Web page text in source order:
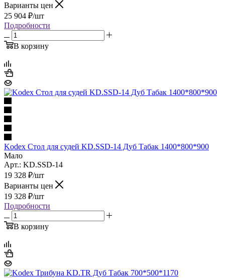
Варианты цен
25 904 ₽/шт
Подробности
В корзину
Kodex Стол для судей KD.SSD-14 Дуб Табак 1400*800*900
Мало
Арт.: KD.SSD-14
19 328 ₽/шт
Варианты цен
19 328 ₽/шт
Подробности
В корзину